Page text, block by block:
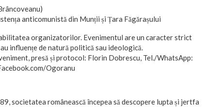
anticomunistă din Munții și Țara Făgărașului
organizatorilor. Evenimentul are un caracter strict
influențe de natură politică sau ideologică.
presă și protocol: Florin Dobrescu, Tel./WhatsApp:
Ogoranu
societatea românească începea să descopere lupta și jertfa